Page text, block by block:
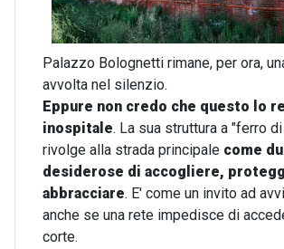
Palazzo Bolognetti rimane, per ora,
avvolta nel silenzio.
Eppure non credo che questo lo
inospitale. La sua struttura a "ferro
rivolge alla strada principale come
desiderose di accogliere,
abbracciare. E' come un invito ad
anche se una rete impedisce di
corte.